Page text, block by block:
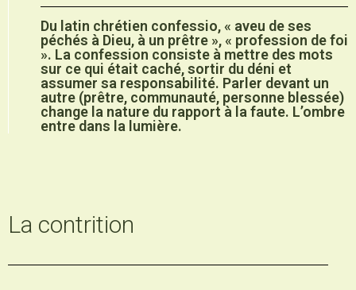
Du latin chrétien confessio, « aveu de ses
péchés à Dieu, à un prêtre », « profession de foi
». La confession consiste à mettre des mots
sur ce qui était caché, sortir du déni et
assumer sa responsabilité. Parler devant un
autre (prêtre, communauté, personne blessée)
change la nature du rapport à la faute. L’ombre
entre dans la lumière.
La contrition